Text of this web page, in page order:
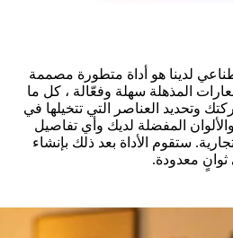
لدينا هو أداة متطورة مصممة
المذهلة سهلة وفعّالة ، كل ما
وتحديد العناصر التي تتخيلها في
المفضلة لديك وأي تفاصيل
ستقوم الأداة بعد ذلك بإنشاء
معدودة.